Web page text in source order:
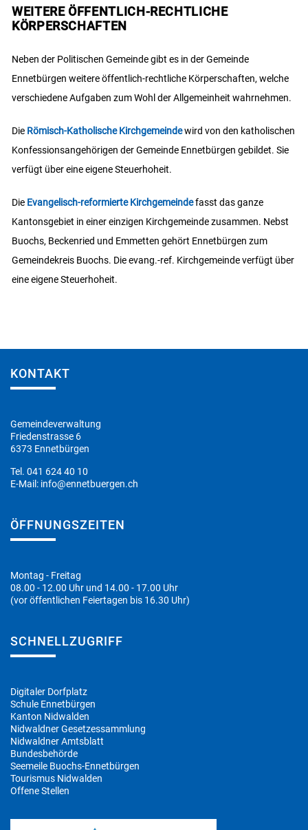
WEITERE ÖFFENTLICH-RECHTLICHE
KÖRPERSCHAFTEN
Neben der Politischen Gemeinde gibt es in der Gemeinde
Ennetbürgen weitere öffentlich-rechtliche Körperschaften, welche
verschiedene Aufgaben zum Wohl der Allgemeinheit wahrnehmen.
Die Römisch-Katholische Kirchgemeindewird von den katholischen
Konfessionsangehörigen der Gemeinde Ennetbürgen gebildet. Sie
verfügt über eine eigene Steuerhoheit.
Die Evangelisch-reformierte Kirchgemeindefasst das ganze
Kantonsgebiet in einer einzigen Kirchgemeinde zusammen. Nebst
Buochs, Beckenried und Emmetten gehört Ennetbürgen zum
Gemeindekreis Buochs. Die evang.-ref. Kirchgemeinde verfügt über
eine eigene Steuerhoheit.
KONTAKT
Gemeindeverwaltung
Friedenstrasse 6
6373 Ennetbürgen
Tel. 041 624 40 10
E-Mail: info@ennetbuergen.ch
ÖFFNUNGSZEITEN
Montag - Freitag
08.00 - 12.00 Uhr und 14.00 - 17.00 Uhr
(vor öffentlichen Feiertagen bis 16.30 Uhr)
SCHNELLZUGRIFF
Digitaler Dorfplatz
Schule Ennetbürgen
Kanton Nidwalden
Nidwaldner Gesetzessammlung
Nidwaldner Amtsblatt
Bundesbehörde
Seemeile Buochs-Ennetbürgen
Tourismus Nidwalden
Offene Stellen